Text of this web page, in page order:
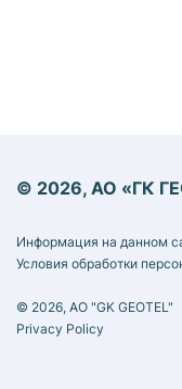
© 2026, АО «ГК
Информация на данном
Условия обработки
© 2026, AO "GK GEOTEL"
Privacy Policy